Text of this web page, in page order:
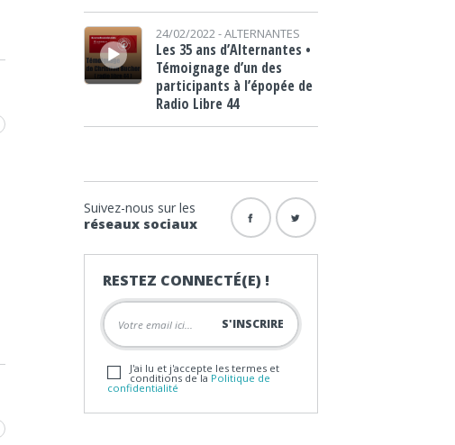
Lecteur audio
24/02/2022 -ALTERNANTES
Les 35 ans d’Alternantes •
Témoignage d’un des
participants à l’épopée de
Radio Libre 44
Suivez-nous sur les
réseaux sociaux
RESTEZ CONNECTÉ(E) !
J'ai lu et j'accepte les termes et
conditions de la Politique de
confidentialité